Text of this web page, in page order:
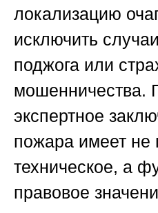
локализацию
исключить
поджога или
мошенничества.
экспертное
пожара имеет не
техническое, а
правовое